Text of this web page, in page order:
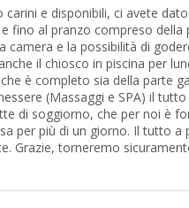
carini e disponibili, ci avete
fino al pranzo compreso della
camera e la possibilità di
il chiosco in piscina per
è completo sia della parte
(Massaggi e SPA) il
di soggiorno, che per noi è
per più di un giorno. Il tutto a
Grazie, torneremo